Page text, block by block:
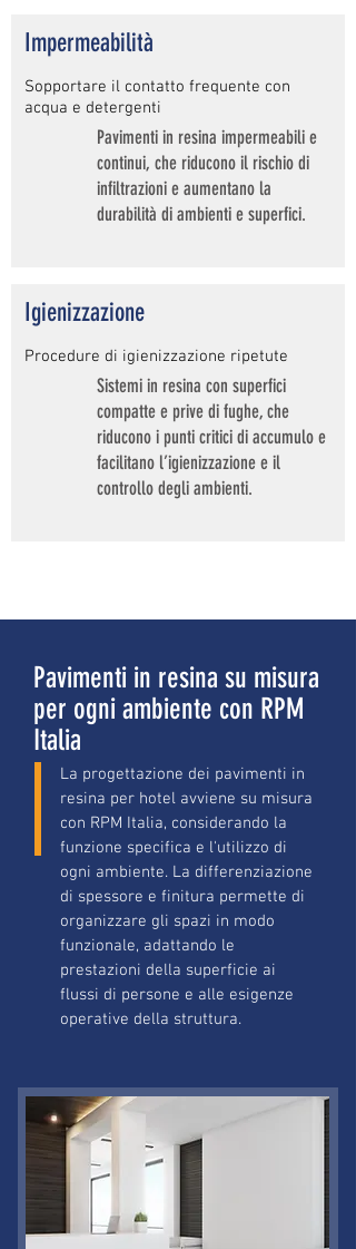
Impermeabilità
Sopportare il contatto frequente con
acqua e detergenti
Pavimenti in resina impermeabili e
continui, che riducono il rischio di
infiltrazioni e aumentano la
durabilità di ambienti e superfici.
Igienizzazione
Procedure di igienizzazione ripetute
Sistemi in resina con superfici
compatte e prive di fughe, che
riducono i punti critici di accumulo e
facilitano l’igienizzazione e il
controllo degli ambienti.
Pavimenti in resina su misura
per ogni ambiente con RPM
Italia
La progettazione dei pavimenti in
resina per hotel avviene su misura
con RPM Italia, considerando la
funzione specifica e l'utilizzo di
ogni ambiente. La differenziazione
di spessore e finitura permette di
organizzare gli spazi in modo
funzionale, adattando le
prestazioni della superficie ai
flussi di persone e alle esigenze
operative della struttura.